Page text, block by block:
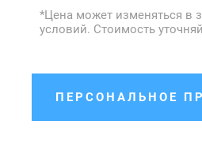
*Цена может изменяться в
условий. Стоимость
ПЕРСОНАЛЬНОЕ